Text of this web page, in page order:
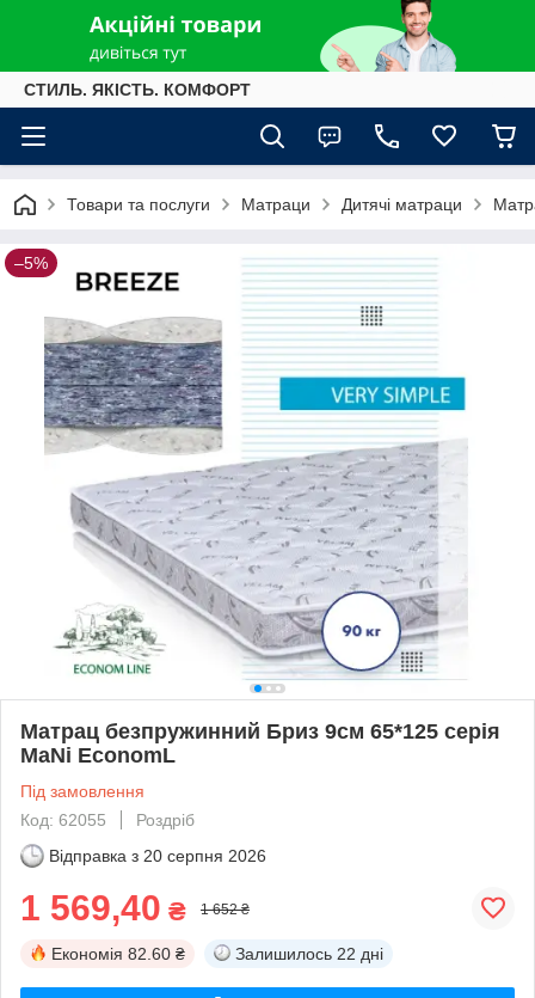
СТИЛЬ. ЯКІСТЬ. КОМФОРТ
Товари та послуги Матраци Дитячі матраци
–5%
Матрац безпружинний Бриз 9см 65*125 серія
MaNi EconomL
Під замовлення
Код: 62055
Роздріб
Відправка з 20 серпня 2026
1 569,40 ₴ 1 652 ₴
Економія 82.60 ₴ Залишилось 22 дні